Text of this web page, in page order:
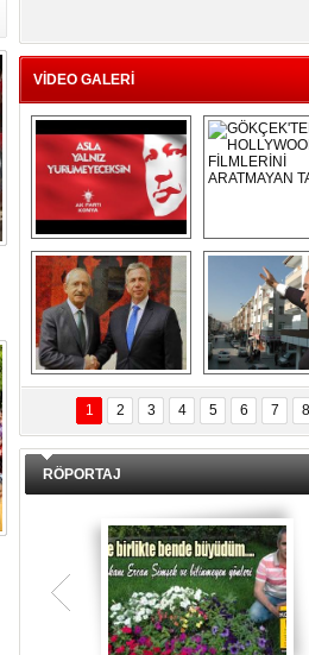
VİDEO GALERİ
Asla Yalnız
Yürümeyeceksin
Uzun Adam
DAL İÇERİ ZÜBÜK!
ERCAN
KASIRGA
1 2 3 4 5 6 7 8
RÖPORTAJ